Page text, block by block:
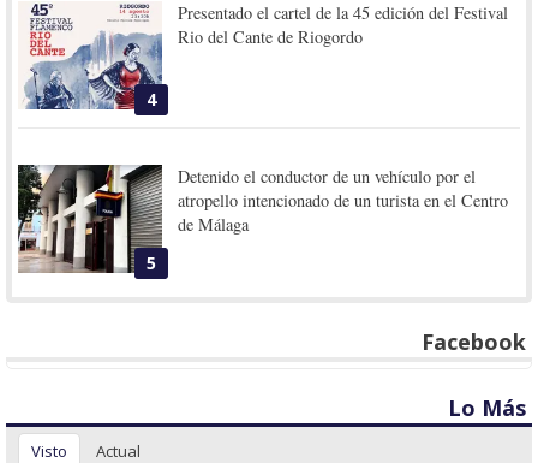
4
Presentado el cartel de la 45 edición del Festival
Rio del Cante de Riogordo
5
Detenido el conductor de un vehículo por el
atropello intencionado de un turista en el Centro
de Málaga
Facebook
Lo Más
Visto Actual